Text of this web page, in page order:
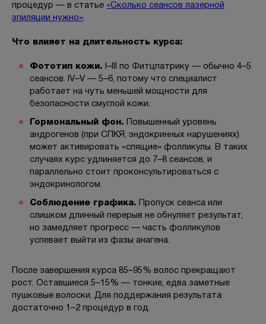
процедур — в статье «Сколько сеансов лазерной
эпиляции нужно».
Что влияет на длительность курса:
Фототип кожи. I–III по Фитцпатрику — обычно 4–5
сеансов. IV–V — 5–6, потому что специалист
работает на чуть меньшей мощности для
безопасности смуглой кожи.
Гормональный фон. Повышенный уровень
андрогенов (при СПКЯ, эндокринных нарушениях)
может активировать «спящие» фолликулы. В таких
случаях курс удлиняется до 7–8 сеансов, и
параллельно стоит проконсультироваться с
эндокринологом.
Соблюдение графика. Пропуск сеанса или
слишком длинный перерыв не обнуляет результат,
но замедляет прогресс — часть фолликулов
успевает выйти из фазы анагена.
После завершения курса 85–95% волос прекращают
рост. Оставшиеся 5–15% — тонкие, едва заметные
пушковые волоски. Для поддержания результата
достаточно 1–2 процедур в год.